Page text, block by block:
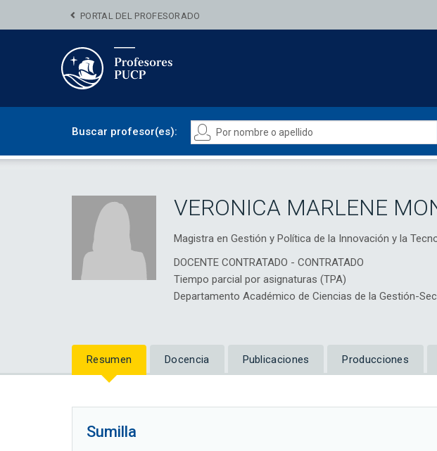
PORTAL DEL PROFESORADO
Buscar profesor(es):
VERONICA MARLENE
Magistra en Gestión y Política de la Innovación y la
DOCENTE CONTRATADO - CONTRATADO
Tiempo parcial por asignaturas (TPA)
Departamento Académico de Ciencias de la Gestión-
Resumen Docencia Publicaciones Producciones
Sumilla